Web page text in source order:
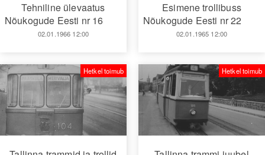
Tehniline ülevaatus
Nõukogude Eesti nr 16
02.01.1966 12:00
Esimene trollibuss
Nõukogude Eesti nr 22
02.01.1965 12:00
Hetkel toimub Hetkel toimub